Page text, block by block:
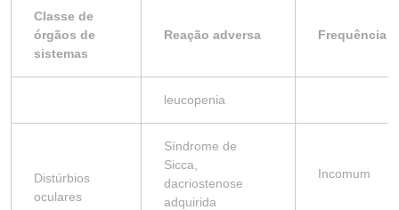
Classe de
órgãos de
sistemas
Reação adversa Frequência
leucopenia
Distúrbios
oculares
Síndrome de
Sicca,
dacriostenose
adquirida
Incomum